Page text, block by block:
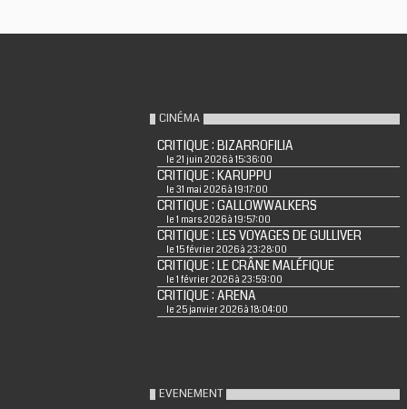
CINÉMA
CRITIQUE : BIZARROFILIA
le 21 juin 2026 à 15:36:00
CRITIQUE : KARUPPU
le 31 mai 2026 à 19:17:00
CRITIQUE : GALLOWWALKERS
le 1 mars 2026 à 19:57:00
CRITIQUE : LES VOYAGES DE GULLIVER
le 15 février 2026 à 23:28:00
CRITIQUE : LE CRÂNE MALÉFIQUE
le 1 février 2026 à 23:59:00
CRITIQUE : ARENA
le 25 janvier 2026 à 18:04:00
EVENEMENT